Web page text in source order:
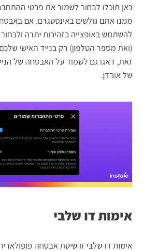
כאן תוכלו לבחור לשמור את פרטי
ממנו אתם גולשים באינסטגרם. אם
להשתמש באופצייה בזהירות יתרה
(ואת מספר הטלפון) רק בנייד האישי
זאת, דאגו גם לשמור על האבטחה של
של אובדן.
אימות דו שלבי
אימות דו שלבי זו שיטת אבטחה